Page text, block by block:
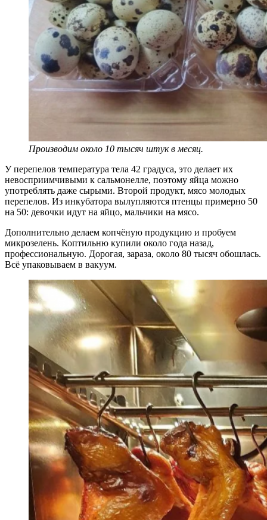
Производим около 10 тысяч штук в месяц.
У перепелов температура тела 42 градуса, это делает их
невосприимчивыми к сальмонелле, поэтому яйца можно
употреблять даже сырыми. Второй продукт, мясо молодых
перепелов. Из инкубатора вылупляются птенцы примерно 50
на 50: девочки идут на яйцо, мальчики на мясо.
Дополнительно делаем копчёную продукцию и пробуем
микрозелень. Коптильню купили около года назад,
профессиональную. Дорогая, зараза, около 80 тысяч обошлась.
Всё упаковываем в вакуум.